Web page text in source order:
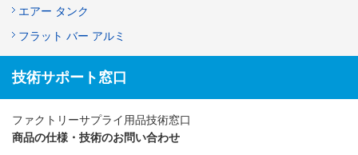
エアー タンク
フラット バー アルミ
技術サポート窓口
ファクトリーサプライ用品技術窓口
商品の仕様・技術のお問い合わせ